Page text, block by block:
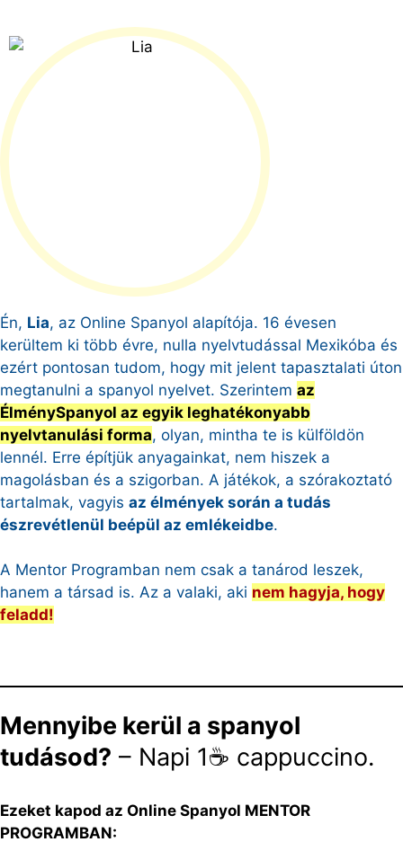
Én, Lia, az Online Spanyol alapítója. 16 évesen
kerültem ki több évre, nulla nyelvtudással Mexikóba és
ezért pontosan tudom, hogy mit jelent tapasztalati úton
megtanulni a spanyol nyelvet. Szerintem az
ÉlménySpanyol az egyik leghatékonyabb
nyelvtanulási forma, olyan, mintha te is külföldön
lennél. Erre építjük anyagainkat, nem hiszek a
magolásban és a szigorban. A játékok, a szórakoztató
tartalmak, vagyis az élmények során a tudás
észrevétlenül beépül az emlékeidbe.
A Mentor Programban nem csak a tanárod leszek,
hanem a társad is. Az a valaki, aki nem hagyja, hogy
feladd!
Mennyibe kerül a spanyol
tudásod? – Napi 1☕ cappuccino.
Ezeket kapod az Online Spanyol MENTOR
PROGRAMBAN: